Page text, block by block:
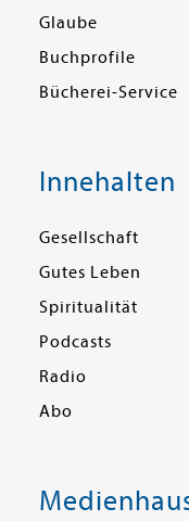
Glaube
Buchprofile
Bücherei-Service
Innehalten
Gesellschaft
Gutes Leben
Spiritualität
Podcasts
Radio
Abo